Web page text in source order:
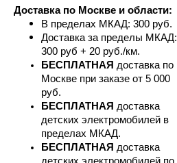
Доставка по Москве и области:
В пределах МКАД: 300 руб.
Доставка за пределы МКАД:
300 руб + 20 руб./км.
БЕСПЛАТНАЯ доставка по
Москве при заказе от 5 000
руб.
БЕСПЛАТНАЯ доставка
детских электромобилей в
пределах МКАД.
БЕСПЛАТНАЯ доставка